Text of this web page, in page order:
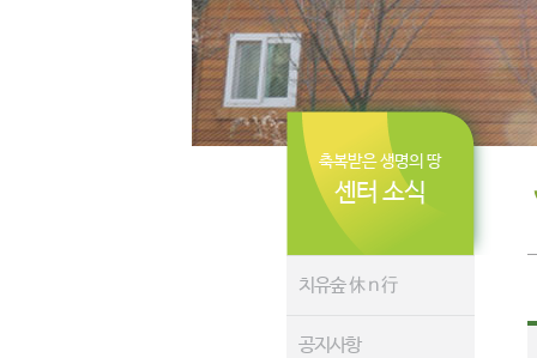
축복받은 생명의 땅
센터 소식
치유숲 休 n 行
공지사항